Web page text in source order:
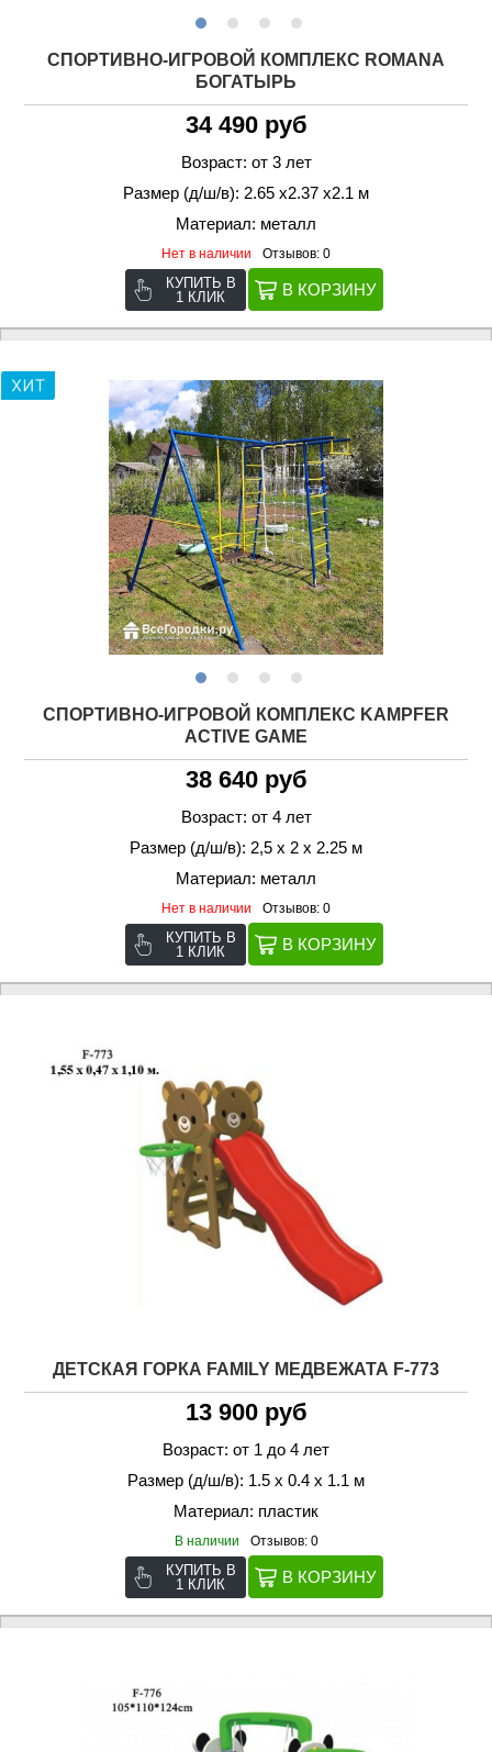
СПОРТИВНО-ИГРОВОЙ КОМПЛЕКС ROMANA
БОГАТЫРЬ
34 490 руб
Возраст: от 3 лет
Размер (д/ш/в): 2.65 х2.37 х2.1 м
Материал: металл
Нет в наличии Отзывов: 0
КУПИТЬ В
1 КЛИК
СПОРТИВНО-ИГРОВОЙ КОМПЛЕКС KAMPFER
ACTIVE GAME
38 640 руб
Возраст: от 4 лет
Размер (д/ш/в): 2,5 х 2 х 2.25 м
Материал: металл
Нет в наличии Отзывов: 0
КУПИТЬ В
1 КЛИК
ДЕТСКАЯ ГОРКА FAMILY МЕДВЕЖАТА F-773
13 900 руб
Возраст: от 1 до 4 лет
Размер (д/ш/в): 1.5 х 0.4 х 1.1 м
Материал: пластик
В наличии Отзывов: 0
КУПИТЬ В
1 КЛИК